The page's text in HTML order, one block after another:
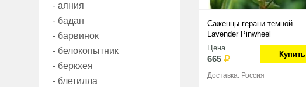
- аяния
- бадан
- барвинок
- белокопытник
- беркхея
- блетилла
Саженцы герани темной
Lavender Pinwheel
Цена
665 Купить
Доставка: Россия